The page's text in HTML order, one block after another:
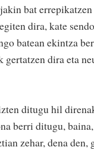
bat
dira, kate
batean ekintza
gertatzen dira eta
ditugu hil
berri ditugu,
zehar, dena den,